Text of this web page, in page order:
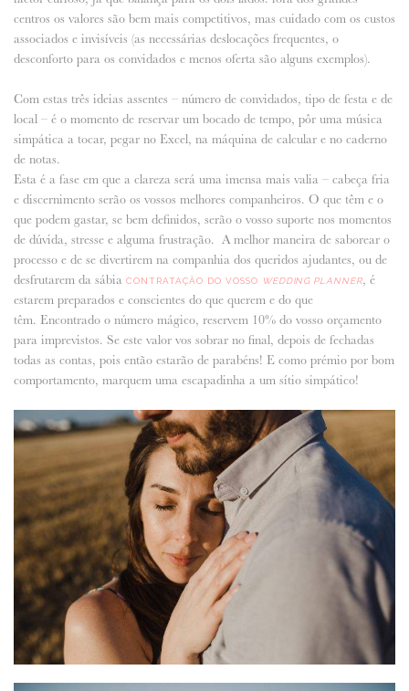
centros os valores são bem mais competitivos, mas cuidado com os custos
associados e invisíveis (as necessárias deslocações frequentes, o
desconforto para os convidados e menos oferta são alguns exemplos).
Com estas três ideias assentes – número de convidados, tipo de festa e de
local – é o momento de reservar um bocado de tempo, pôr uma música
simpática a tocar, pegar no Excel, na máquina de calcular e no caderno
de notas.
Esta é a fase em que a clareza será uma imensa mais valia – cabeça fria
e discernimento serão os vossos melhores companheiros. O que têm e o
que podem gastar, se bem definidos, serão o vosso suporte nos momentos
de dúvida, stresse e alguma frustração. A melhor maneira de saborear o
processo e de se divertirem na companhia dos queridos ajudantes, ou de
desfrutarem da sábia CONTRATAÇÃO DO VOSSO WEDDING PLANNER, é
estarem preparados e conscientes do que querem e do que
têm. Encontrado o número mágico, reservem 10% do vosso orçamento
para imprevistos. Se este valor vos sobrar no final, depois de fechadas
todas as contas, pois então estarão de parabéns! E como prémio por bom
comportamento, marquem uma escapadinha a um sítio simpático!